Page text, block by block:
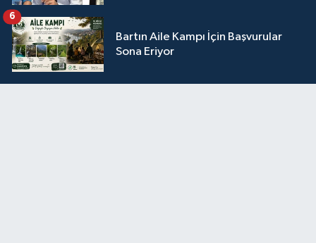
Bartın Aile Kampı İçin Başvurular
Sona Eriyor
6